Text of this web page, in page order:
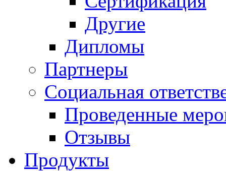
Другие
Дипломы
Партнеры
Социальная
Проведенные
Отзывы
Продукты